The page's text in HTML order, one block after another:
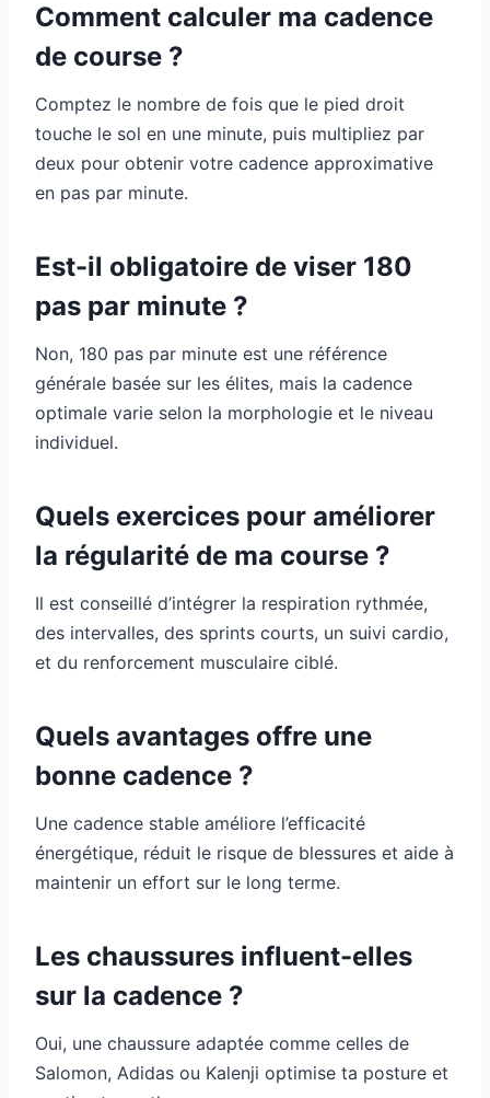
Comment calculer ma cadence
de course ?
Comptez le nombre de fois que le pied droit
touche le sol en une minute, puis multipliez par
deux pour obtenir votre cadence approximative
en pas par minute.
Est-il obligatoire de viser 180
pas par minute ?
Non, 180 pas par minute est une référence
générale basée sur les élites, mais la cadence
optimale varie selon la morphologie et le niveau
individuel.
Quels exercices pour améliorer
la régularité de ma course ?
Il est conseillé d’intégrer la respiration rythmée,
des intervalles, des sprints courts, un suivi cardio,
et du renforcement musculaire ciblé.
Quels avantages offre une
bonne cadence ?
Une cadence stable améliore l’efficacité
énergétique, réduit le risque de blessures et aide à
maintenir un effort sur le long terme.
Les chaussures influent-elles
sur la cadence ?
Oui, une chaussure adaptée comme celles de
Salomon, Adidas ou Kalenji optimise ta posture et